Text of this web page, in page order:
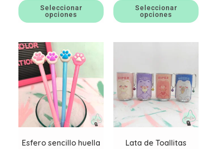
Seleccionar
opciones
Seleccionar
opciones
Esfero sencillo huella
Lata de Toallitas